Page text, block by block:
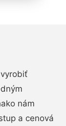
nám
a cenová